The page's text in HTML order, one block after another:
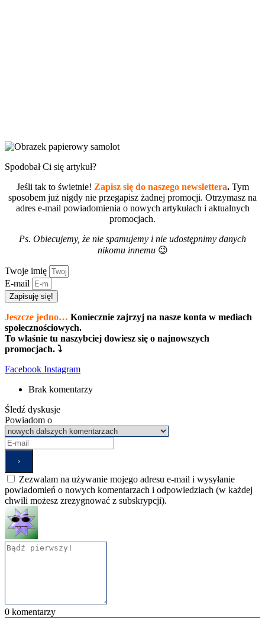
Spodobał Ci się artykuł?
Jeśli tak to świetnie! Zapisz się do naszego newslettera.Tym
sposobem już nigdy nie przegapisz żadnej promocji. Otrzymasz na
adres e-mail powiadomienia o nowych artykułach i aktualnych
promocjach.
Ps. Obiecujemy, że nie spamujemy i nie udostępnimy danych
nikomu innemu😉
Twoje imię
E-mail
Zapisuję się!
Jeszcze jedno… Koniecznie zajrzyj na nasze konta w mediach
społecznościowych.
To właśnie tu naszybciej dowiesz się o najnowszych
promocjach. ⤵
Facebook Instagram
Brak komentarzy
Śledź dyskusje
Powiadom o
Zezwalam na używanie mojego adresu e-mail i wysyłanie
powiadomień o nowych komentarzach i odpowiedziach (w każdej
chwili możesz zrezygnować z subskrypcji).
0 komentarzy